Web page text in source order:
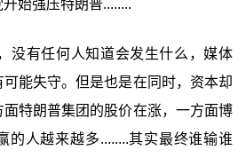
始强压特朗普........
没有任何人知道会发生什么，媒体
能失守。但是也是在同时，资本却
特朗普集团的股价在涨，一方面博
的人越来越多........其实最终谁输谁